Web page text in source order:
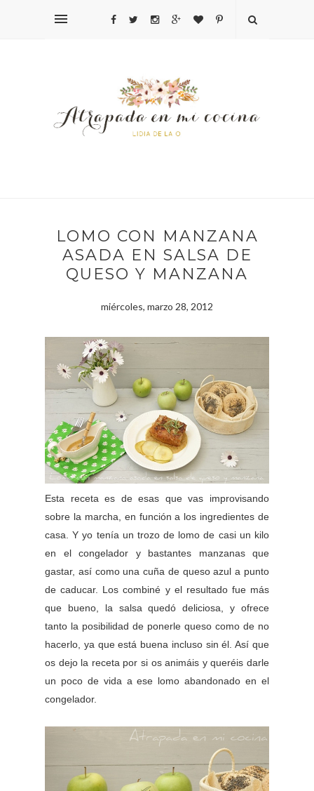
LOMO CON MANZANA
ASADA EN SALSA DE
QUESO Y MANZANA
miércoles, marzo 28, 2012
Esta receta es de esas que vas improvisando
sobre la marcha, en función a los ingredientes de
casa. Y yo tenía un trozo de lomo de casi un kilo
en el congelador y bastantes manzanas que
gastar, así como una cuña de queso azul a punto
de caducar. Los combiné y el resultado fue más
que bueno, la salsa quedó deliciosa, y ofrece
tanto la posibilidad de ponerle queso como de no
hacerlo, ya que está buena incluso sin él. Así que
os dejo la receta por si os animáis y queréis darle
un poco de vida a ese lomo abandonado en el
congelador.